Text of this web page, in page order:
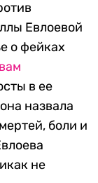
Евлоевой
о фейках
в ее
назвала
боли и
не